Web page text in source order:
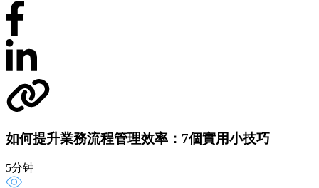
如何提升業務流程管理效率：7個實用小技巧
5分钟